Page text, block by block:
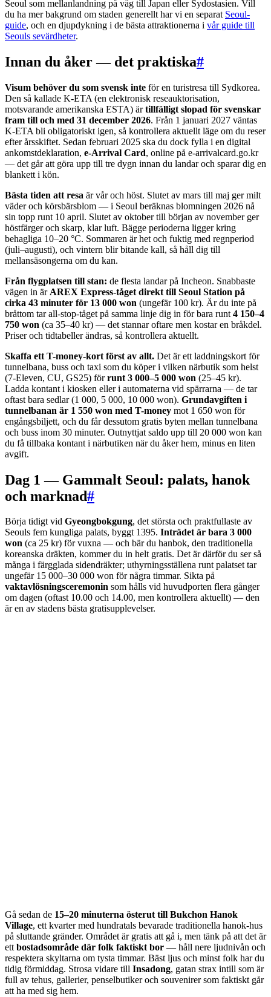
Seoul som mellanlandning på väg till Japan eller Sydostasien. Vill
du ha mer bakgrund om staden generellt har vi en separat Seoul-
guide, och en djupdykning i de bästa attraktionerna i vår guide till
Seouls sevärdheter.
Innan du åker — det praktiska#
Visum behöver du som svensk inte för en turistresa till Sydkorea.
Den så kallade K-ETA (en elektronisk reseauktorisation,
motsvarande amerikanska ESTA) ärtillfälligt slopad för svenskar
fram till och med 31 december 2026. Från 1 januari 2027 väntas
K-ETA bli obligatoriskt igen, så kontrollera aktuellt läge om du reser
efter årsskiftet. Sedan februari 2025 ska du dock fylla i en digital
ankomstdeklaration, e-Arrival Card, online på e-arrivalcard.go.kr
— det går att göra upp till tre dygn innan du landar och sparar dig en
blankett i kön.
Bästa tiden att resa är vår och höst. Slutet av mars till maj ger milt
väder och körsbärsblom — i Seoul beräknas blomningen 2026 nå
sin topp runt 10 april. Slutet av oktober till början av november ger
höstfärger och skarp, klar luft. Bägge perioderna ligger kring
behagliga 10–20 °C. Sommaren är het och fuktig med regnperiod
(juli–augusti), och vintern blir bitande kall, så håll dig till
mellansäsongerna om du kan.
Från flygplatsen till stan: de flesta landar på Incheon. Snabbaste
vägen in är AREX Express-tåget direkt till Seoul Station på
cirka 43 minuter för 13 000 won (ungefär 100 kr). Är du inte på
bråttom tar all-stop-tåget på samma linje dig in för bara runt 4 150–4
750 won (ca 35–40 kr) — det stannar oftare men kostar en bråkdel.
Priser och tidtabeller ändras, så kontrollera aktuellt.
Skaffa ett T-money-kort först av allt. Det är ett laddningskort för
tunnelbana, buss och taxi som du köper i vilken närbutik som helst
(7-Eleven, CU, GS25) förrunt 3 000–5 000 won (25–45 kr).
Ladda kontant i kiosken eller i automaterna vid spärrarna — de tar
oftast bara sedlar (1 000, 5 000, 10 000 won). Grundavgiften i
tunnelbanan är 1 550 won med T-money mot 1 650 won för
engångsbiljett, och du får dessutom gratis byten mellan tunnelbana
och buss inom 30 minuter. Outnyttjat saldo upp till 20 000 won kan
du få tillbaka kontant i närbutiken när du åker hem, minus en liten
avgift.
Dag 1 — Gammalt Seoul: palats, hanok
och marknad#
Börja tidigt vid Gyeongbokgung, det största och praktfullaste av
Seouls fem kungliga palats, byggt 1395. Inträdet är bara 3 000
won (ca 25 kr) för vuxna — och bär du hanbok, den traditionella
koreanska dräkten, kommer du in helt gratis. Det är därför du ser så
många i färgglada sidendräkter; uthyrningsställena runt palatset tar
ungefär 15 000–30 000 won för några timmar. Sikta på
vaktavlösningsceremonin som hålls vid huvudporten flera gånger
om dagen (oftast 10.00 och 14.00, men kontrollera aktuellt) — den
är en av stadens bästa gratisupplevelser.
Gå sedan de 15–20 minuterna österut till Bukchon Hanok
Village, ett kvarter med hundratals bevarade traditionella hanok-hus
på sluttande gränder. Området är gratis att gå i, men tänk på att det är
ettbostadsområde där folk faktiskt bor — håll nere ljudnivån och
respektera skyltarna om tysta timmar. Bäst ljus och minst folk har du
tidig förmiddag. Strosa vidare till Insadong, gatan strax intill som är
full av tehus, gallerier, penselbutiker och souvenirer som faktiskt går
att ha med sig hem.